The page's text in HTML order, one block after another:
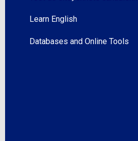
Learn English
Databases and Online Tools